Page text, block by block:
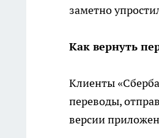
заметно
Как вернуть
Клиенты
переводы,
версии